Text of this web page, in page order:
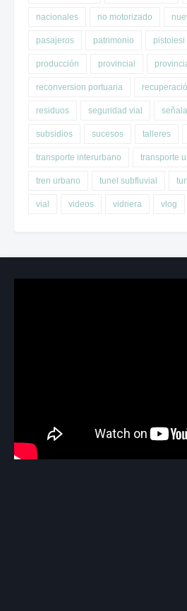
nacionales no motorizado
pasajeros patrimonio pistoiesi
producción provincial
reconversion portuaria
residuos seguridad vial
subsidios sucesos talleres
transporte interurbano transporte
tren urbano tunel subfluvial
vial videos vidriera vlog